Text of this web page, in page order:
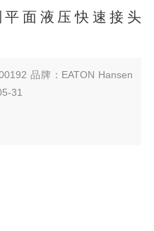
平面液压快速接头
品牌：EATON Hansen
31